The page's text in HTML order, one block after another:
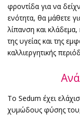
φροντίδα για να
ενότητα, θα μάθετε
λίπανση και
της υγείας και της
καλλιεργητικής
Το Sedum έχει
χυμώδους φύσης